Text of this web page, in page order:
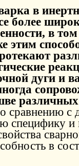
в
более
в том
этим
дуги и
сравнению с
специфику и
в